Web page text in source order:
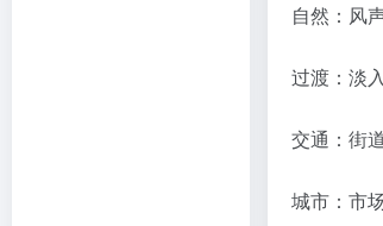
自然：风
过渡：淡
交通：街
城市：市